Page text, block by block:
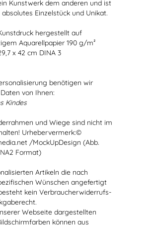
Kunstwerk dem anderen und ist
Einzelstück und Unikat.
hergestellt auf
Aquarellpapier 190 g/m²
x 42 cm DINA 3
benötigen wir
von Ihnen:
Kindes
und Wiege sind nicht im
Urhebervermerk:©
/MockUpDesign (Abb.
Format)
Artikeln die nach
Wünschen angefertigt
kein Verbraucherwiderrufs-
Webseite dargestellten
können aus